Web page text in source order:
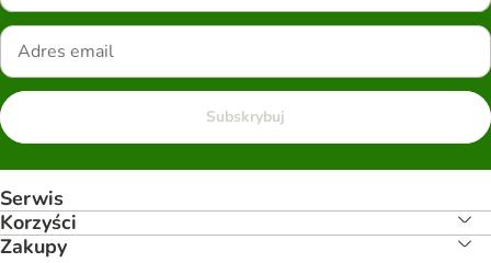
Subskrybuj
Serwis
Korzyści
Zakupy